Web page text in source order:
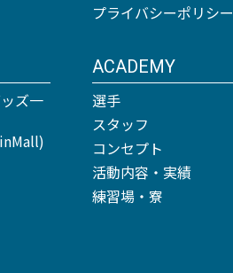
ズ一
ACADEMY
選手
スタッフ
コンセプト
活動内容・実績
練習場・寮
プライバシーポリシー